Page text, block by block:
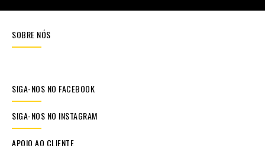
SOBRE NÓS
SIGA-NOS NO FACEBOOK
SIGA-NOS NO INSTAGRAM
APOIO AO CLIENTE